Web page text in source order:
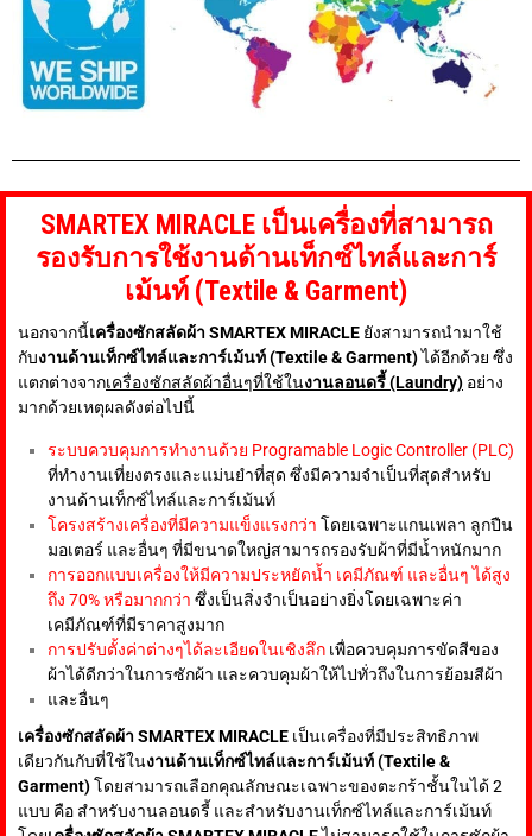
SMARTEX MIRACLE เป็นเครื่องที่สามารถ
รองรับการใช้งานด้านเท็กซ์ไทล์และการ์
เม้นท์ (Textile & Garment)
นอกจากนี้เครื่องซักสลัดผ้า SMARTEX MIRACLE ยังสามารถนำมาใช้
กับงานด้านเท็กซ์ไทล์และการ์เม้นท์ (Textile & Garment)ได้อีกด้วย ซึ่ง
แตกต่างจากเครื่องซักสลัดผ้าอื่นๆที่ใช้ในงานลอนดรี้ (Laundry) อย่าง
มากด้วยเหตุผลดังต่อไปนี้
ระบบควบคุมการทำงานด้วย Programable Logic Controller (PLC)
ที่ทำงานเที่ยงตรงและแม่นยำที่สุด ซึ่งมีความจำเป็นที่สุดสำหรับ
งานด้านเท็กซ์ไทล์และการ์เม้นท์
โครงสร้างเครื่องที่มีความแข็งแรงกว่า โดยเฉพาะแกนเพลา ลูกปืน
มอเตอร์ และอื่นๆ ที่มีขนาดใหญ่สามารถรองรับผ้าที่มีน้ำหนักมาก
การออกแบบเครื่องให้มีความประหยัดน้ำ เคมีภัณฑ์ และอื่นๆ ได้สูง
ถึง 70% หรือมากกว่า ซึ่งเป็นสิ่งจำเป็นอย่างยิ่งโดยเฉพาะค่า
เคมีภัณฑ์ที่มีราคาสูงมาก
การปรับตั้งค่าต่างๆได้ละเอียดในเชิงลึก เพื่อควบคุมการขัดสีของ
ผ้าได้ดีกว่าในการซักผ้า และควบคุมผ้าให้ไปทั่วถึงในการย้อมสีผ้า
และอื่นๆ
เครื่องซักสลัดผ้า SMARTEX MIRACLE เป็นเครื่องที่มีประสิทธิภาพ
เดียวกันกับที่ใช้ในงานด้านเท็กซ์ไทล์และการ์เม้นท์ (Textile &
Garment)โดยสามารถเลือกคุณลักษณะเฉพาะของตะกร้าชั้นในได้ 2
แบบ คือ สำหรับงานลอนดรี้ และสำหรับงานเท็กซ์ไทล์และการ์เม้นท์